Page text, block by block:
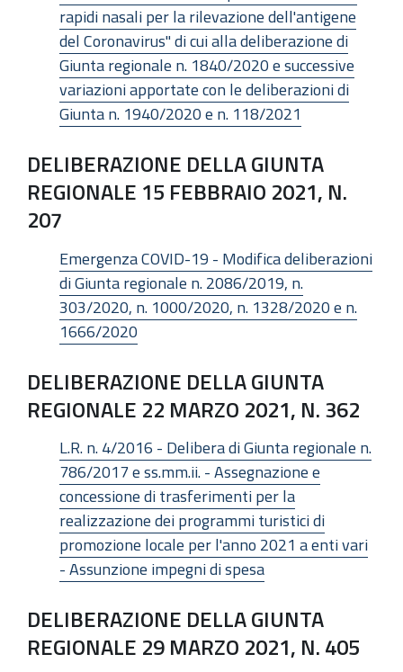
rapidi nasali per la rilevazione dell'antigene
del Coronavirus" di cui alla deliberazione di
Giunta regionale n. 1840/2020 e successive
variazioni apportate con le deliberazioni di
Giunta n. 1940/2020 e n. 118/2021
DELIBERAZIONE DELLA GIUNTA
REGIONALE 15 FEBBRAIO 2021, N.
207
Emergenza COVID-19 - Modifica deliberazioni
di Giunta regionale n. 2086/2019, n.
303/2020, n. 1000/2020, n. 1328/2020 e n.
1666/2020
DELIBERAZIONE DELLA GIUNTA
REGIONALE 22 MARZO 2021, N. 362
L.R. n. 4/2016 - Delibera di Giunta regionale n.
786/2017 e ss.mm.ii. - Assegnazione e
concessione di trasferimenti per la
realizzazione dei programmi turistici di
promozione locale per l'anno 2021 a enti vari
- Assunzione impegni di spesa
DELIBERAZIONE DELLA GIUNTA
REGIONALE 29 MARZO 2021, N. 405